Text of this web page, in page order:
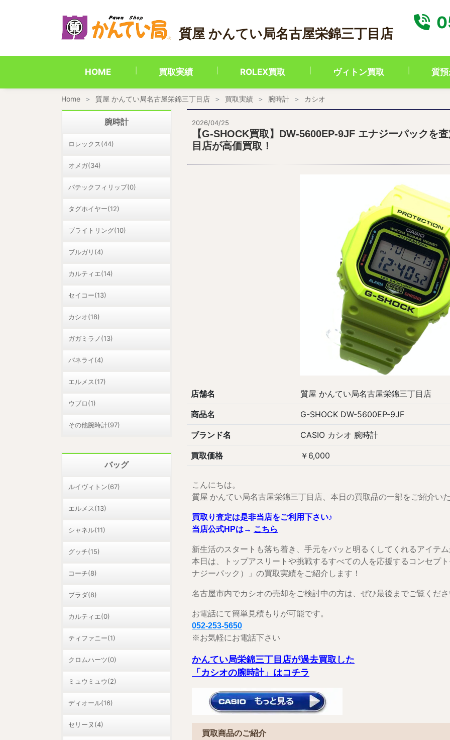
質屋 かんてい局名古屋栄錦三丁目店
HOME 買取実績 ROLEX買取 ヴィトン買取 質
Home 質屋 かんてい局名古屋栄錦三丁目店 買取実績 腕時計 カシオ
2026/04/25
【G-SHOCK買取】DW-5600EP-9JF エナジーパックを
目店が高価買取！
店舗名 質屋 かんてい局名古屋栄錦三丁目店
商品名 G-SHOCK DW-5600EP-9JF
ブランド名 CASIO カシオ 腕時計
買取価格 ￥6,000
こんにちは。
質屋 かんてい局名古屋栄錦三丁目店、本日の買取品の一部をご紹介いた
買取り査定は是非当店をご利用下さい♪
当店公式HPは→ こちら
新生活のスタートも落ち着き、手元をパッと明るくしてくれるアイテム
本日は、トップアスリートや挑戦するすべての人を応援するコンセプ
ナジーパック）」の買取実績をご紹介します！
名古屋市内でカシオの売却をご検討中の方は、ぜひ最後までご覧くださ
お電話にて簡単見積もりが可能です。
052-253-5650
※お気軽にお電話下さい
かんてい局栄錦三丁目店が過去買取した
「カシオの腕時計」はコチラ
買取商品のご紹介
腕時計
ロレックス(44)
オメガ(34)
パテックフィリップ(0)
タグホイヤー(12)
ブライトリング(10)
ブルガリ(4)
カルティエ(14)
セイコー(13)
カシオ(18)
ガガミラノ(13)
パネライ(4)
エルメス(17)
ウブロ(1)
その他腕時計(97)
バッグ
ルイヴィトン(67)
エルメス(13)
シャネル(11)
グッチ(15)
コーチ(8)
プラダ(8)
カルティエ(0)
ティファニー(1)
クロムハーツ(0)
ミュウミュウ(2)
ディオール(16)
セリーヌ(4)